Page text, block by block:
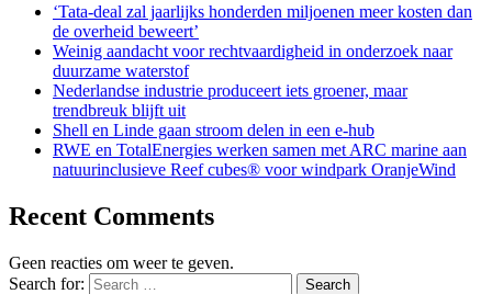
‘Tata-deal zal jaarlijks honderden miljoenen meer kosten dan
de overheid beweert’
Weinig aandacht voor rechtvaardigheid in onderzoek naar
duurzame waterstof
Nederlandse industrie produceert iets groener, maar
trendbreuk blijft uit
Shell en Linde gaan stroom delen in een e-hub
RWE en TotalEnergies werken samen met ARC marine aan
natuurinclusieve Reef cubes® voor windpark OranjeWind
Recent Comments
Geen reacties om weer te geven.
Search for:
Search